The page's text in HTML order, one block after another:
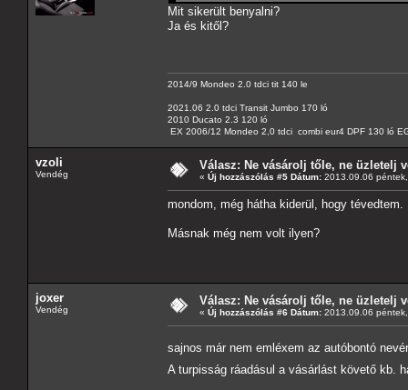
Mit sikerült benyalni?
Ja és kitől?
2014/9 Mondeo 2.0 tdci tit 140 le
2021.06 2.0 tdci Transit Jumbo 170 ló
2010 Ducato 2.3 120 ló
EX 2006/12 Mondeo 2,0 tdci combi eur4 DPF 130 ló
vzoli
Vendég
Válasz: Ne vásárolj tőle, ne üzletelj
« Új hozzászólás #5 Dátum: 2013.09.06
mondom, még hátha kiderül, hogy tévedtem.
Másnak még nem volt ilyen?
joxer
Vendég
Válasz: Ne vásárolj tőle, ne üzletelj
« Új hozzászólás #6 Dátum: 2013.09.06
sajnos már nem emléxem az autóbontó
A turpisság ráadásul a vásárlást követő kb.